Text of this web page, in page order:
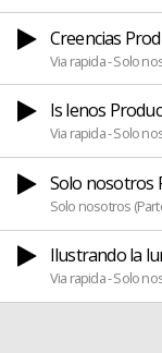
Creencias
Via rapida - Solo
Is lenos
Via rapida - Solo
Solo nosotros
Solo nosotros
Ilustrando la
Via rapida - Solo